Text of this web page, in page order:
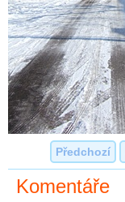
Předchozí
Komentáře